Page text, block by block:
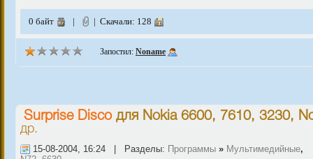
0 байт | | Скачали: 128
Запостил: Noname
Surprise Discoдля Nokia 6600, 7610, 3230,
др.
15-08-2004, 16:24 | Разделы: Программы » Мультимедийные,